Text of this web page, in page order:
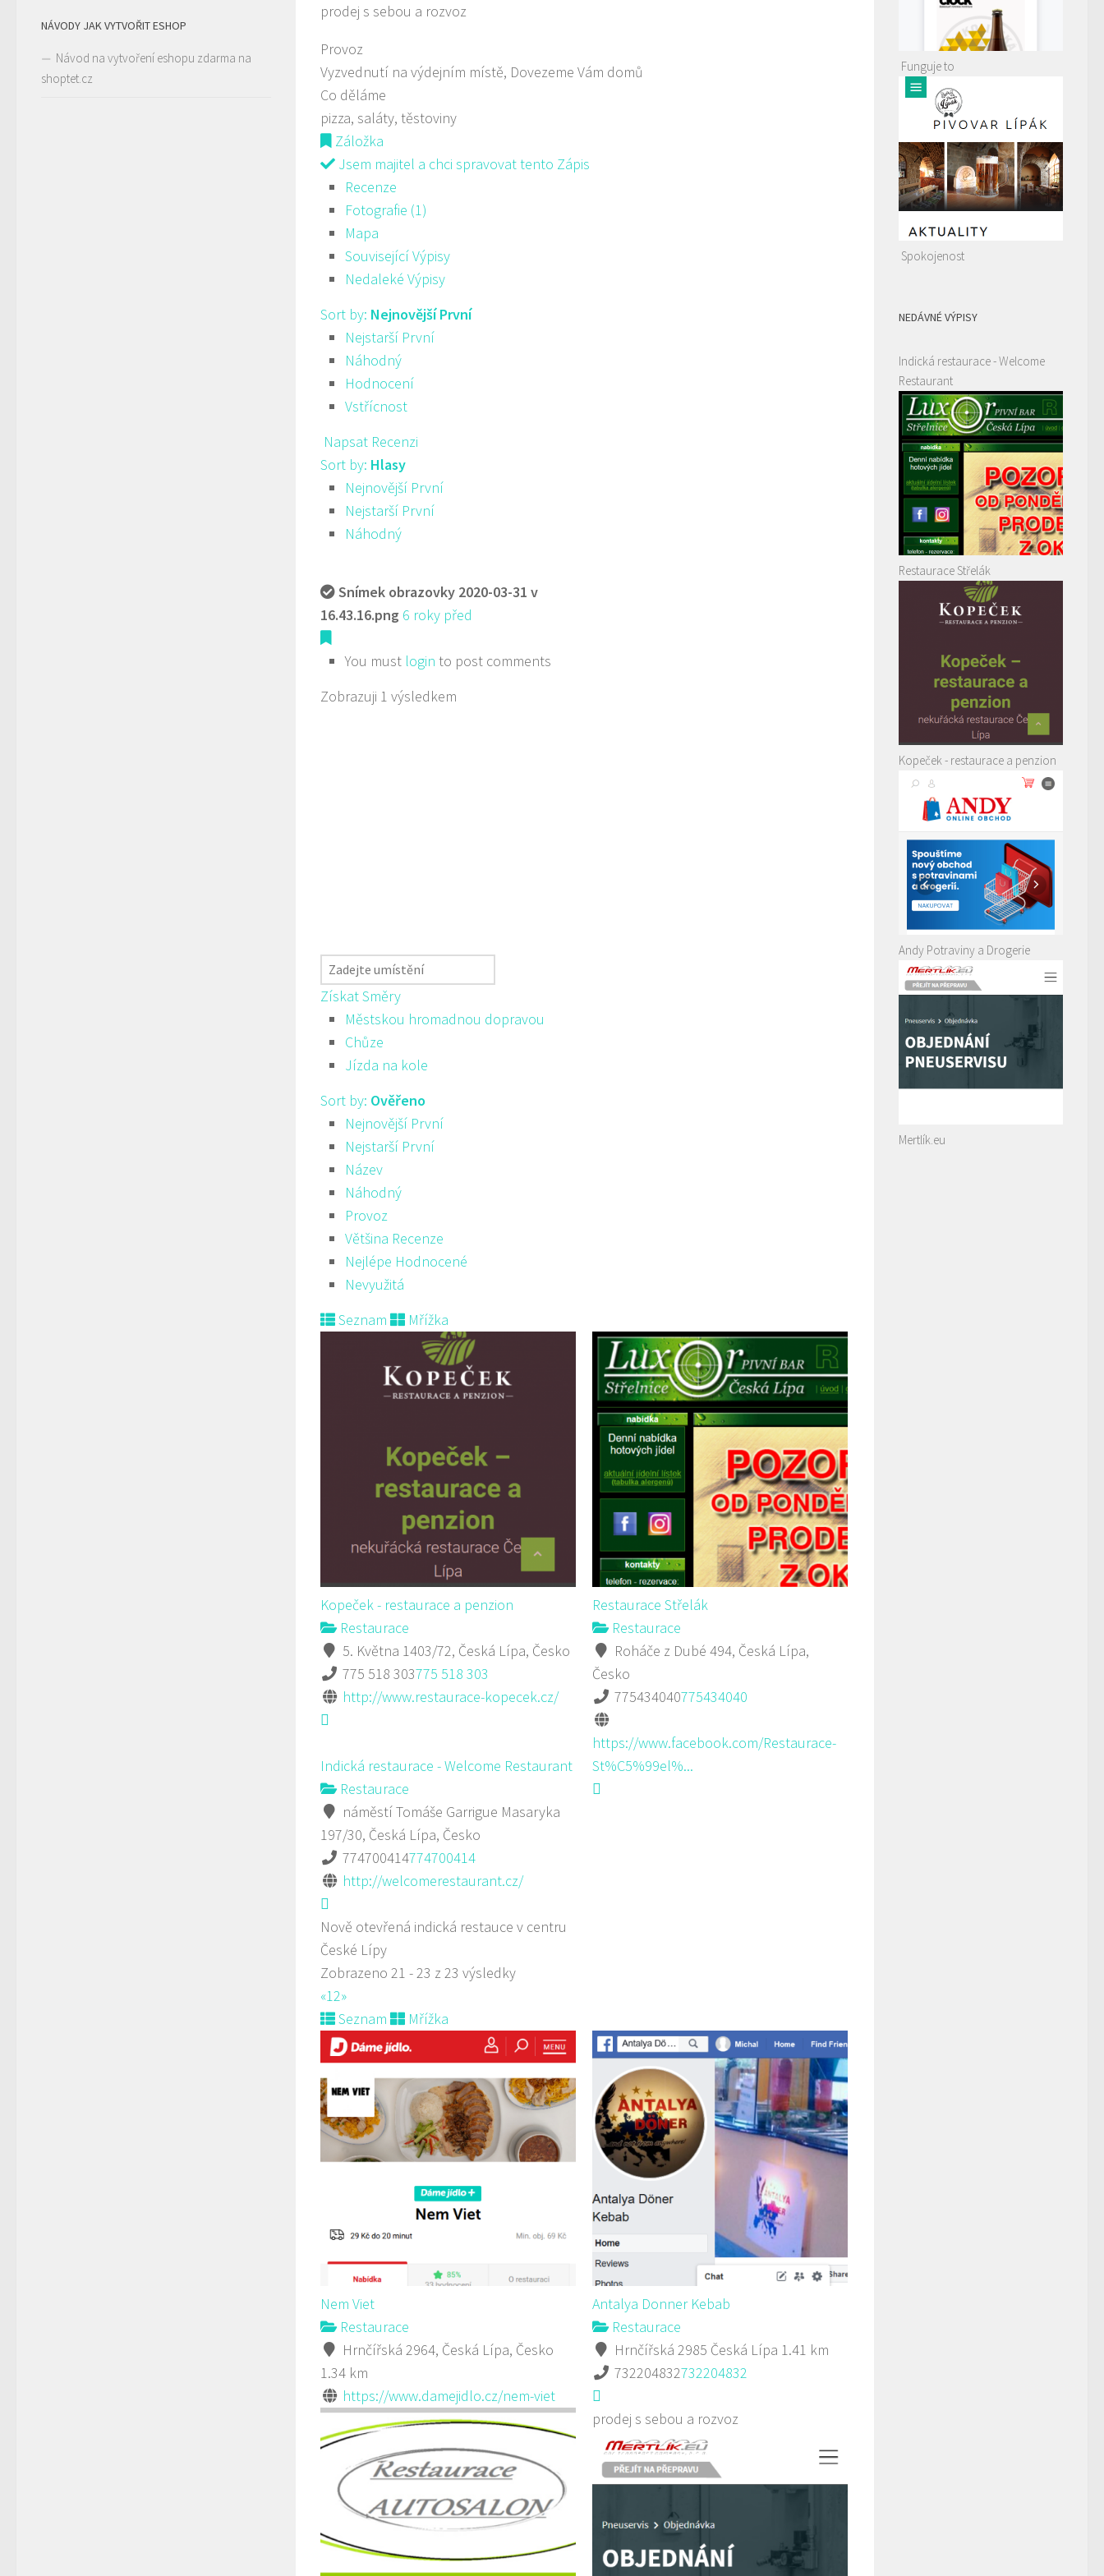
prodej s sebou a rozvoz
Provoz
Vyzvednutí na výdejním místě, Dovezeme Vám domů
Co děláme
pizza, saláty, těstoviny
Záložka
Jsem majitel a chci spravovat tento Zápis
Recenze
Fotografie (1)
Mapa
Související Výpisy
Nedaleké Výpisy
Sort by: Nejnovější První
Nejstarší První
Náhodný
Hodnocení
Vstřícnost
Napsat Recenzi
Sort by: Hlasy
Nejnovější První
Nejstarší První
Náhodný
Snímek obrazovky 2020-03-31 v
16.43.16.png 6 roky před
You must login to post comments
Zobrazuji 1 výsledkem
Získat Směry
Městskou hromadnou dopravou
Chůze
Jízda na kole
Sort by: Ověřeno
Nejnovější První
Nejstarší První
Název
Náhodný
Provoz
Většina Recenze
Nejlépe Hodnocené
Nevyužitá
Seznam
Mřížka
Kopeček - restaurace a penzion
Restaurace
5. Května 1403/72, Česká Lípa, Česko
775 518 303775 518 303
http://www.restaurace-kopecek.cz/
Restaurace Střelák
Restaurace
Roháče z Dubé 494, Česká Lípa,
Česko
775434040775434040
https://www.facebook.com/Restaurace-
St%C5%99el%...
Indická restaurace - Welcome Restaurant
Restaurace
náměstí Tomáše Garrigue Masaryka
197/30, Česká Lípa, Česko
774700414774700414
http://welcomerestaurant.cz/
Nově otevřená indická restauce v centru
České Lípy
Zobrazeno 21 - 23 z 23 výsledky
«12»
Seznam
Mřížka
Nem Viet
Restaurace
Hrnčířská 2964, Česká Lípa, Česko
1.34 km
https://www.damejidlo.cz/nem-viet
Antalya Donner Kebab
Restaurace
Hrnčířská 2985 Česká Lípa 1.41 km
732204832732204832
prodej s sebou a rozvoz
NÁVODY JAK VYTVOŘIT ESHOP
Návod na vytvoření eshopu zdarma na
shoptet.cz
Funguje to
Spokojenost
NEDÁVNÉ VÝPISY
Indická restaurace - Welcome
Restaurant
Restaurace Střelák
Kopeček - restaurace a penzion
Andy Potraviny a Drogerie
Mertlík.eu